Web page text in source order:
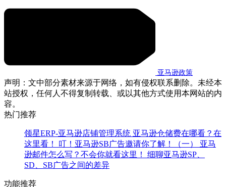
亚马逊政策
声明：文中部分素材来源于网络，如有侵权联系删除。未经本
站授权，任何人不得复制转载、或以其他方式使用本网站的内
容。
热门推荐
领星ERP-亚马逊店铺管理系统 亚马逊仓储费在哪看？在
这里看！ 叮！亚马逊SB广告邀请你了解！（一） 亚马
逊邮件怎么写？不会你就看这里！ 细聊亚马逊SP、
SD、SB广告之间的差异
功能推荐